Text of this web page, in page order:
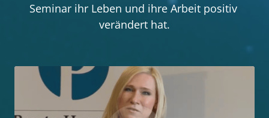
Seminar ihr Leben und ihre Arbeit positiv
verändert hat.